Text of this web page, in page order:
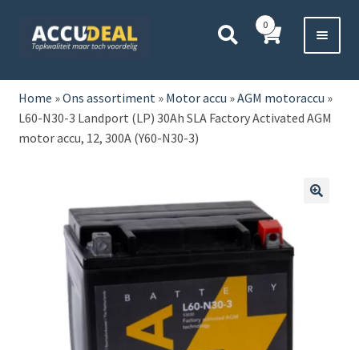
door
naar
direct
naar
HOME
AUTO
CAMPER
VRACHTWAGEN
Home »Ons assortiment» Motor accu »AGM motoraccu »
L60-N30-3 Landport (LP) 30Ah SLA Factory Activated AGM
motor accu, 12, 300A (Y60-N30-3)
0